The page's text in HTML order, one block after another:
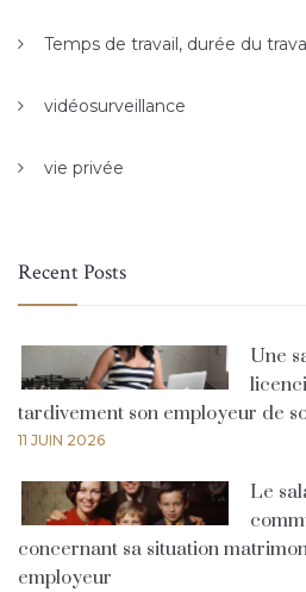
Temps de travail, durée du
vidéosurveillance
vie privée
Recent Posts
Une
tardivement son employeur de
11 JUIN 2026
Le
concernant sa situation
employeur